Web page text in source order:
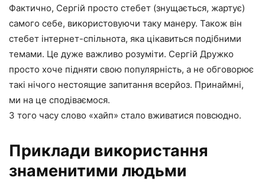
Фактично, Сергій просто стебет (знущається, жартує)
самого себе, використовуючи таку манеру. Також він
стебет інтернет-спільнота, яка цікавиться подібними
темами. Це дуже важливо розуміти. Сергій Дружко
просто хоче підняти свою популярність, а не обговорює
такі нічого нестоящие запитання всерйоз. Принаймні,
ми на це сподіваємося.
З того часу слово «хайп» стало вживатися повсюдно.
Приклади використання
знаменитими людьми